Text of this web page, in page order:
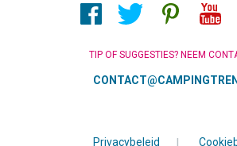
TIP OF SUGGESTIES? NEEM
Privacybeleid